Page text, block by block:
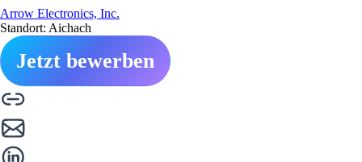
Arrow Electronics, Inc.
Standort: Aichach
Jetzt bewerben